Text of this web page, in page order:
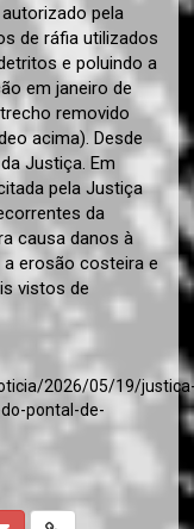
pela
de ráfia utilizados
e poluindo a
em janeiro de
removido
acima). Desde
Justiça. Em
pela Justiça
da
causa danos à
a erosão costeira e
vistos de
2026/05/19/
pontal-de-